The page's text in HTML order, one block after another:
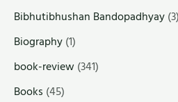
Bibhutibhushan Bandopadhyay(3)
Biography(1)
book-review(341)
Books (45)